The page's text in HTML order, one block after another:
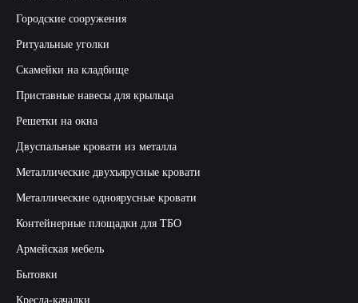
Городские сооружения
Ритуальные уголки
Скамейки на кладбище
Приставные навесы для крыльца
Решетки на окна
Двуспальные кровати из металла
Металлические двухъярусные кровати
Металлические одноярусные кровати
Контейнерные площадки для ТБО
Армейская мебель
Бытовки
Кресла-качалки